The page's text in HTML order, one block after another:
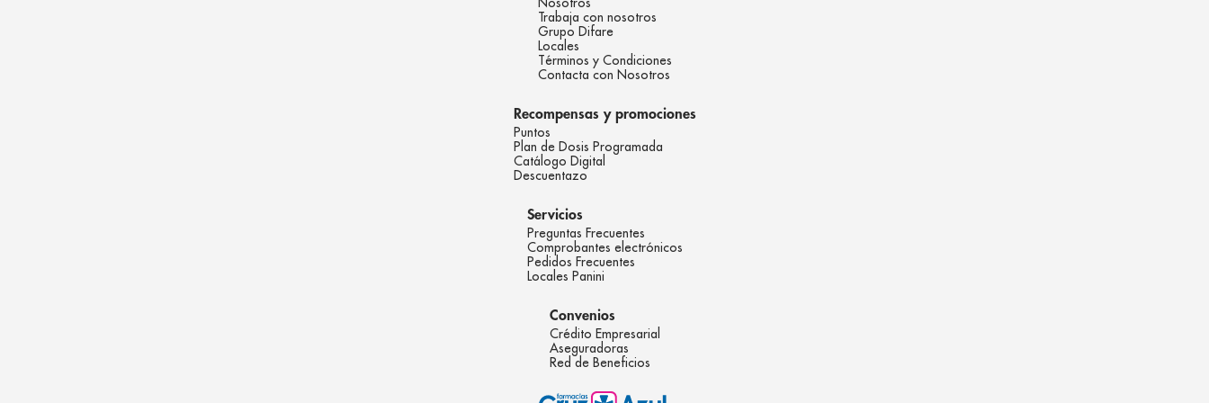
Trabaja con nosotros
Grupo Difare
Locales
Términos y Condiciones
Contacta con Nosotros
Recompensas y promociones
Puntos
Plan de Dosis Programada
Catálogo Digital
Descuentazo
Servicios
Preguntas Frecuentes
Comprobantes electrónicos
Pedidos Frecuentes
Locales Panini
Convenios
Crédito Empresarial
Aseguradoras
Red de Beneficios